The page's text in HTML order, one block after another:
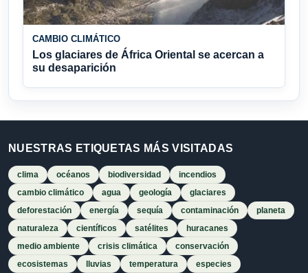
CAMBIO CLIMÁTICO
Los glaciares de África Oriental se acercan a
su desaparición
NUESTRAS ETIQUETAS MÁS VISITADAS
clima océanos biodiversidad
incendios
cambio climático
agua geología
glaciares
deforestación
energía sequía contaminación
planeta
naturaleza
científicos satélites
huracanes
medio ambiente
crisis climática
conservación
ecosistemas
lluvias temperatura especies